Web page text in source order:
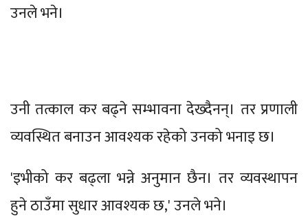
उनले भने।
उनी तत्काल कर बढ्ने सम्भावना देख्दैनन्। तर प्रणाली
व्यवस्थित बनाउन आवश्यक रहेको उनको भनाइ छ।
'इभीको कर बढ्ला भन्ने अनुमान छैन। तर व्यवस्थापन
हुने ठाउँमा सुधार आवश्यक छ,' उनले भने।